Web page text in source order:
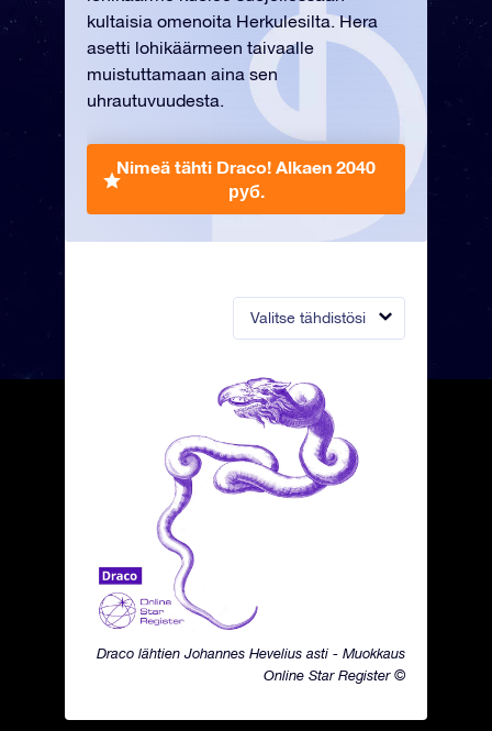
Valitse tähdistösi
Draco lähtien Johannes Hevelius asti - Muokkaus
Online Star Register ©
kultaisia omenoita Herkulesilta. Hera
asetti lohikäärmeen taivaalle
muistuttamaan aina sen
uhrautuvuudesta.
Nimeä tähti Draco! Alkaen 2040
руб.